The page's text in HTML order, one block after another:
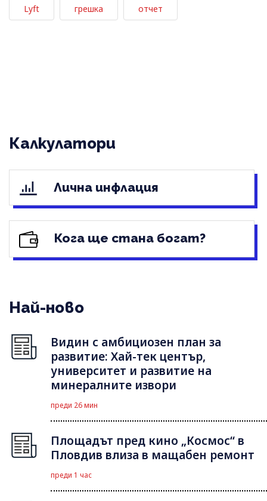
Lyft грешка отчет
Калкулатори
Лична инфлация
Кога ще стана богат?
Най-ново
Видин с амбициозен план за
развитие: Хай-тек център,
университет и развитие на
минералните извори
преди 26 мин
Площадът пред кино „Космос“ в
Пловдив влиза в мащабен ремонт
преди 1 час